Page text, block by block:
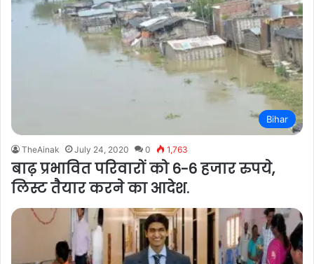
Bihar
TheAinak July 24, 2020 0 1,763
बाढ़ प्रभावित परिवारों को 6-6 हजार रुपये,
लिस्ट तैयार करने का आदेश.